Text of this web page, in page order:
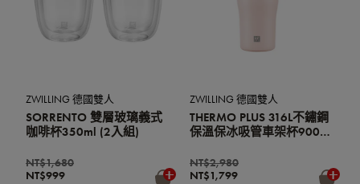
ZWILLING 德國雙人
SORRENTO 雙層玻璃義式
咖啡杯350ml (2入組)
NT$999
NT$1,680
ZWILLING 德國雙人
THERMO PLUS 316L不鏽鋼
保溫保冰吸管車架杯900ml
NT$1,799
NT$2,980